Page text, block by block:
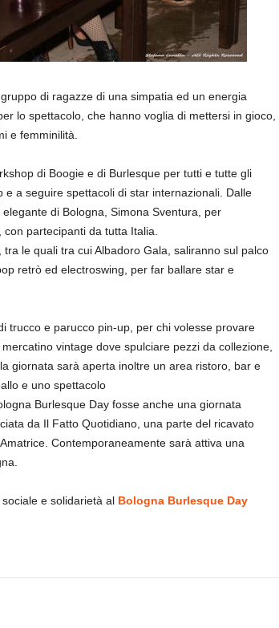
di ragazze di una simpatia ed un energia
lo spettacolo, che hanno voglia di mettersi in gioco,
e femminilità.
di Boogie e di Burlesque per tutti e tutte gli
e a seguire spettacoli di star internazionali. Dalle
di Bologna, Simona Sventura, per
partecipanti da tutta Italia.
le quali tra cui Albadoro Gala, saliranno sul palco
retrò ed electroswing, per far ballare star e
trucco e parucco pin-up, per chi volesse provare
vintage dove spulciare pezzi da collezione,
giornata sarà aperta inoltre un area ristoro, bar e
e uno spettacolo
Burlesque Day fosse anche una giornata
da Il Fatto Quotidiano, una parte del ricavato
Contemporaneamente sarà attiva una
e solidarietà al Bologna Burlesque Day